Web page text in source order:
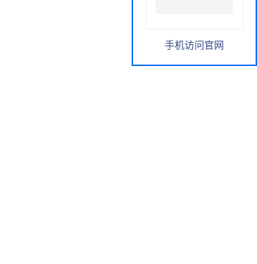
手机访问官网